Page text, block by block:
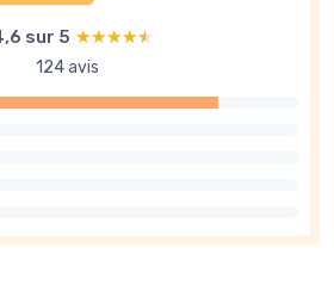
sur 5 ★★★★★
★★★★★
124 avis